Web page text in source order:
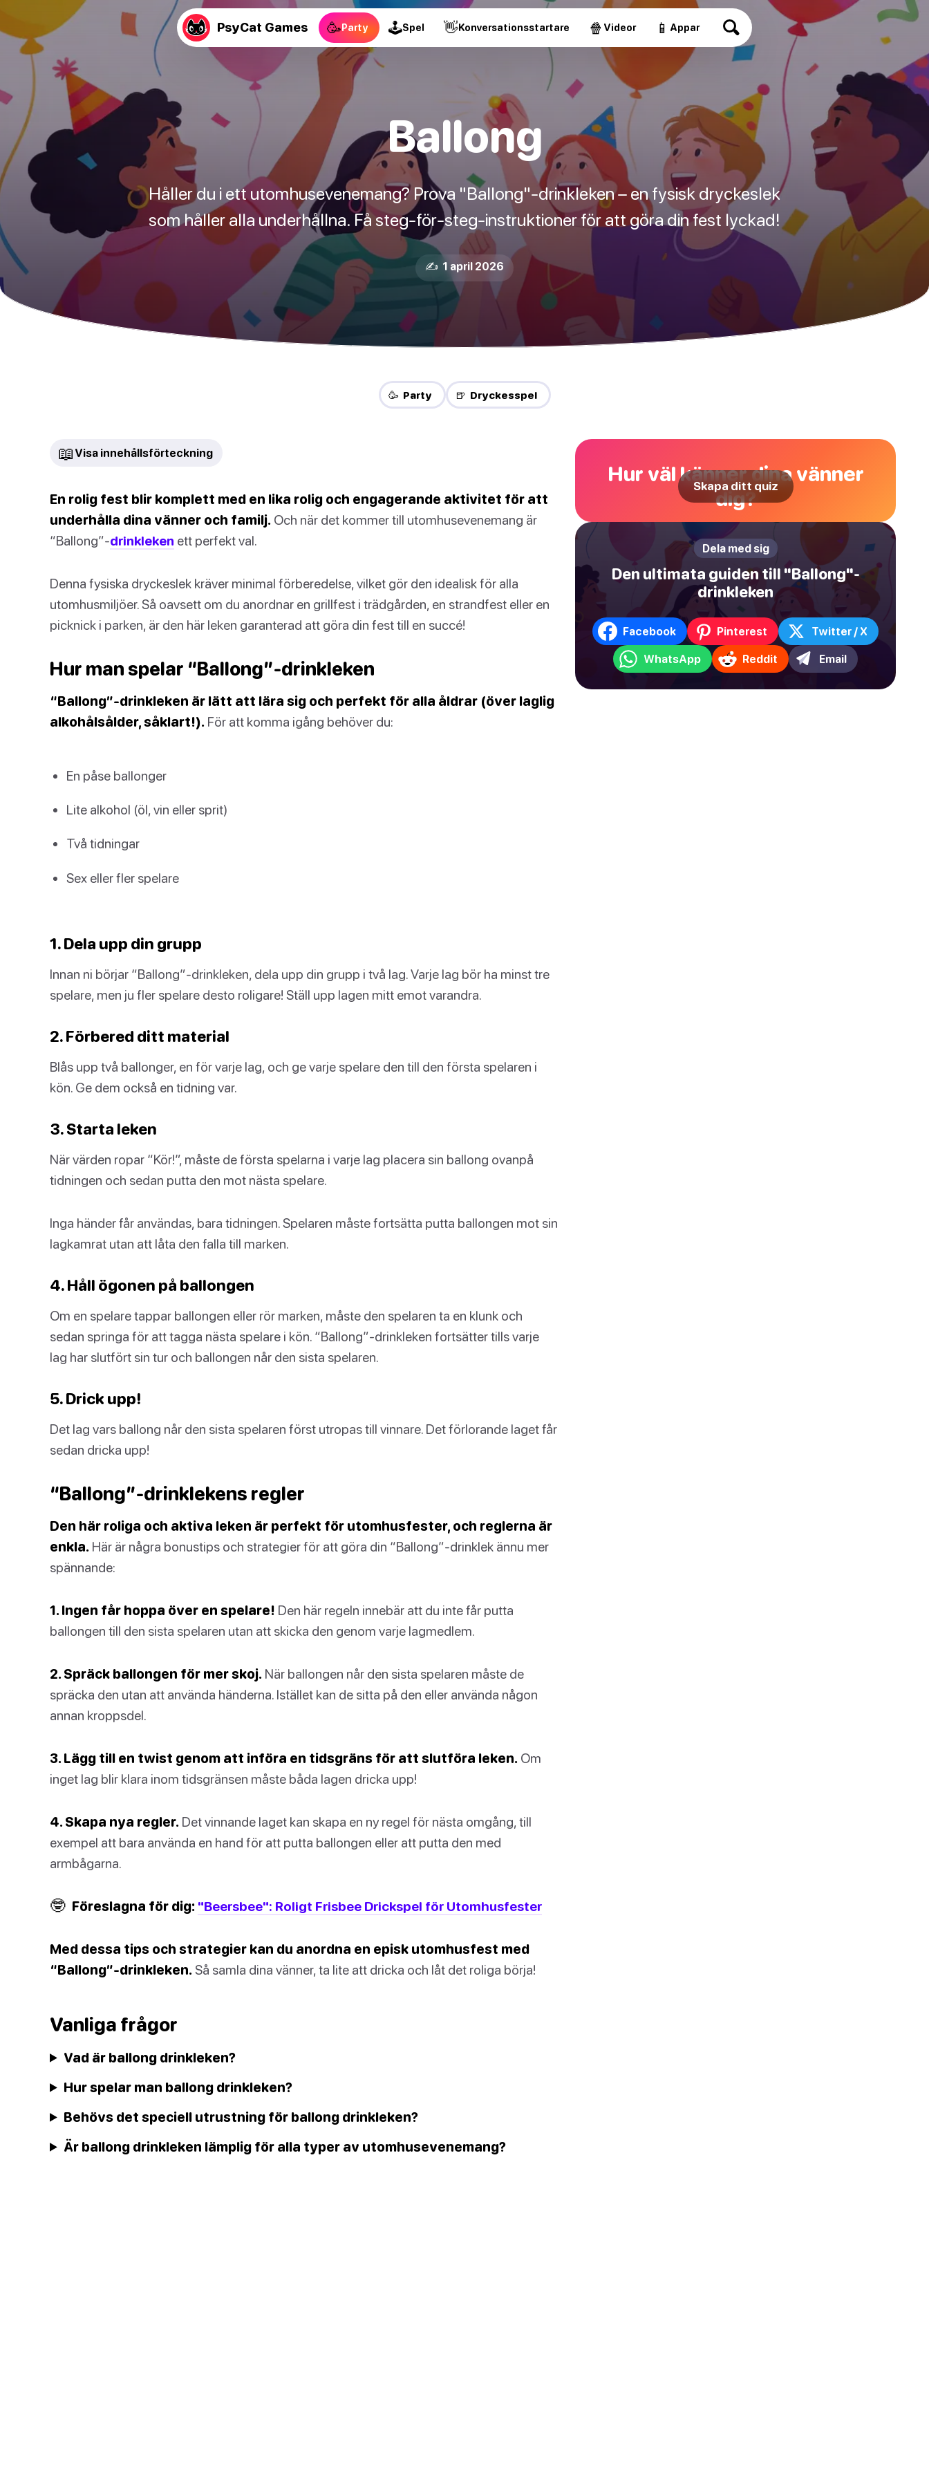
PsyCat Games 🥳Party 🕹Spel 👋Konversationsstartare 🍿 Videor 📱 Appar
Ballong
Håller du i ett utomhusevenemang? Prova "Ballong"-drinkleken – en fysisk dryckeslek
som håller alla underhållna. Få steg-för-steg-instruktioner för att göra din fest lyckad!
✍️ 1 april 2026
🥳 Party 🍺 Dryckesspel
📖 Visa innehållsförteckning
En rolig fest blir komplett med en lika rolig och engagerande aktivitet för att
underhålla dina vänner och familj. Och när det kommer till utomhusevenemang är
“Ballong”-drinkleken ett perfekt val.
Denna fysiska dryckeslek kräver minimal förberedelse, vilket gör den idealisk för alla
utomhusmiljöer. Så oavsett om du anordnar en grillfest i trädgården, en strandfest eller en
picknick i parken, är den här leken garanterad att göra din fest till en succé!
Hur man spelar “Ballong”-drinkleken
“Ballong”-drinkleken är lätt att lära sig och perfekt för alla åldrar (över laglig
alkohålsålder, såklart!). För att komma igång behöver du:
En påse ballonger
Lite alkohol (öl, vin eller sprit)
Två tidningar
Sex eller fler spelare
1. Dela upp din grupp
Innan ni börjar “Ballong”-drinkleken, dela upp din grupp i två lag. Varje lag bör ha minst tre
spelare, men ju fler spelare desto roligare! Ställ upp lagen mitt emot varandra.
2. Förbered ditt material
Blås upp två ballonger, en för varje lag, och ge varje spelare den till den första spelaren i
kön. Ge dem också en tidning var.
3. Starta leken
När värden ropar “Kör!”, måste de första spelarna i varje lag placera sin ballong ovanpå
tidningen och sedan putta den mot nästa spelare.
Inga händer får användas, bara tidningen. Spelaren måste fortsätta putta ballongen mot sin
lagkamrat utan att låta den falla till marken.
4. Håll ögonen på ballongen
Om en spelare tappar ballongen eller rör marken, måste den spelaren ta en klunk och
sedan springa för att tagga nästa spelare i kön. “Ballong”-drinkleken fortsätter tills varje
lag har slutfört sin tur och ballongen når den sista spelaren.
5. Drick upp!
Det lag vars ballong når den sista spelaren först utropas till vinnare. Det förlorande laget får
sedan dricka upp!
“Ballong”-drinklekens regler
Den här roliga och aktiva leken är perfekt för utomhusfester, och reglerna är
enkla. Här är några bonustips och strategier för att göra din “Ballong”-drinklek ännu mer
spännande:
1. Ingen får hoppa över en spelare! Den här regeln innebär att du inte får putta
ballongen till den sista spelaren utan att skicka den genom varje lagmedlem.
2. Spräck ballongen för mer skoj. När ballongen når den sista spelaren måste de
spräcka den utan att använda händerna. Istället kan de sitta på den eller använda någon
annan kroppsdel.
3. Lägg till en twist genom att införa en tidsgräns för att slutföra leken. Om
inget lag blir klara inom tidsgränsen måste båda lagen dricka upp!
4. Skapa nya regler. Det vinnande laget kan skapa en ny regel för nästa omgång, till
exempel att bara använda en hand för att putta ballongen eller att putta den med
armbågarna.
🤓 Föreslagna för dig: "Beersbee": Roligt Frisbee Drickspel för Utomhusfester
Med dessa tips och strategier kan du anordna en episk utomhusfest med
“Ballong”-drinkleken. Så samla dina vänner, ta lite att dricka och låt det roliga börja!
Vanliga frågor
Vad är ballong drinkleken?
Hur spelar man ballong drinkleken?
Behövs det speciell utrustning för ballong drinkleken?
Är ballong drinkleken lämplig för alla typer av utomhusevenemang?
Hur väl känner dina vänner
dig?
Skapa ditt quiz
Dela med sig
Den ultimata guiden till "Ballong"-
drinkleken
Facebook Pinterest Twitter / X
WhatsApp Reddit Email